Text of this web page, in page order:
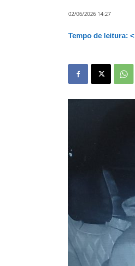
02/06/2026 14:27
Tempo de leitura: